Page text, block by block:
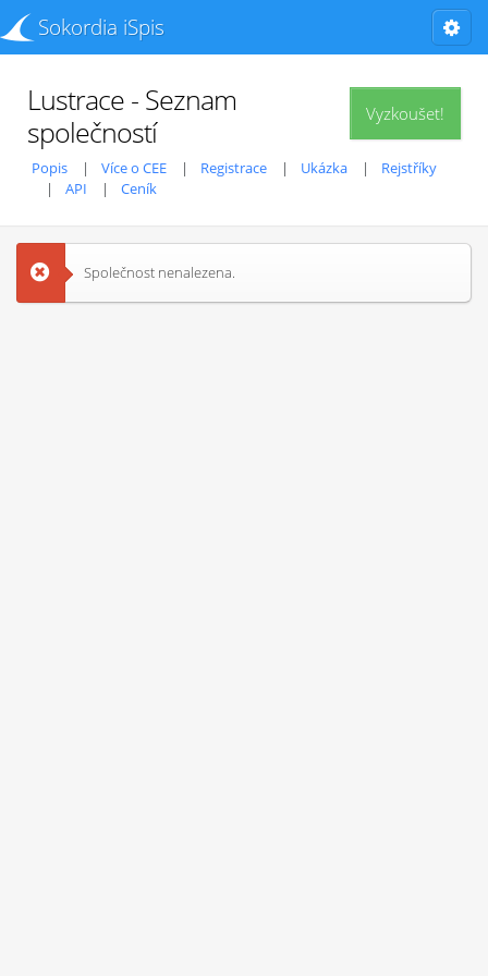
Sokordia iSpis
Vyzkoušet!
Lustrace - Seznam
společností
Popis Více o CEE Registrace Ukázka
Rejstříky
API
Ceník
Společnost nenalezena.